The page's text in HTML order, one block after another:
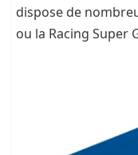
dispose de
ou la Racing Super